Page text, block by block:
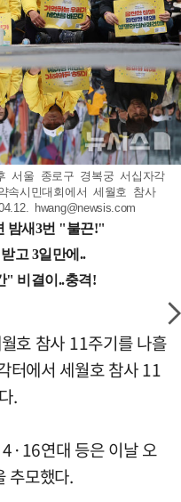
서울 종로구 경복궁 서십자각
속시민대회에서 세월호 참사
hwang@newsis.com
호 참사 11주기를 나흘
터에서 세월호 참사 11
.
연대 등은 이날 오
추모했다.